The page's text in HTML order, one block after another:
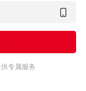
专属服务